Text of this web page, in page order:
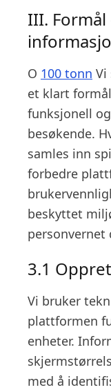
III.
O 100 tonn Vi
et klart
funksjonell
besøkende.
samles inn
forbedre
beskyttet
personvernet
3.1
Vi bruker
plattformen
enheter.
med å